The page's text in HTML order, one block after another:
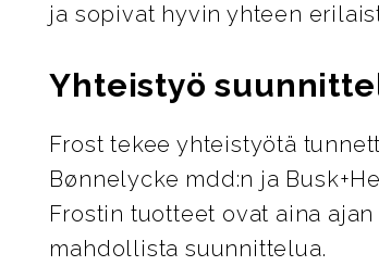
ja sopivat hyvin yhteen
Yhteistyö
Frost tekee yhteistyötä
Bønnelycke mdd:n ja
Frostin tuotteet ovat aina
mahdollista suunnittelua.